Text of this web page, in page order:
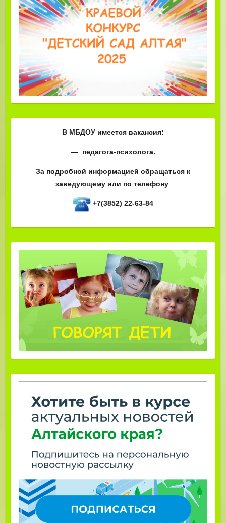
В МБДОУ имеется вакансия:
— педагога-психолога.
За подробной информацией обращаться к
заведующему или по телефону
+7(3852) 22-63-84